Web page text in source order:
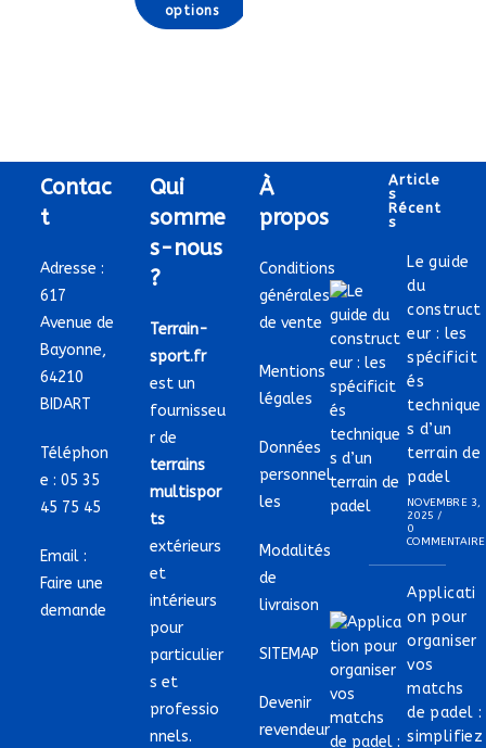
options
Ce
page
produit
Contac
t
Adresse :
617
Avenue de
Bayonne,
64210
BIDART
Téléphon
e :05 35
45 75 45
Email :
Faire une
demande
Qui
somme
s-nous
?
Terrain-
sport.fr
est un
fournisseu
r de
terrains
multispor
ts
extérieurs
et
intérieurs
pour
particulier
s et
professio
nnels.
À
propos
Conditions
générales
de vente
Mentions
légales
Données
personnel
les
Modalités
de
livraison
SITEMAP
Devenir
revendeur
Article
S
Récent
S
Le guide
du
construct
eur : les
spécificit
és
technique
s d’un
terrain de
padel
NOVEMBRE 3,
2025 /
0
COMMENTAIRE
Applicati
on pour
organiser
vos
matchs
de padel :
simplifiez